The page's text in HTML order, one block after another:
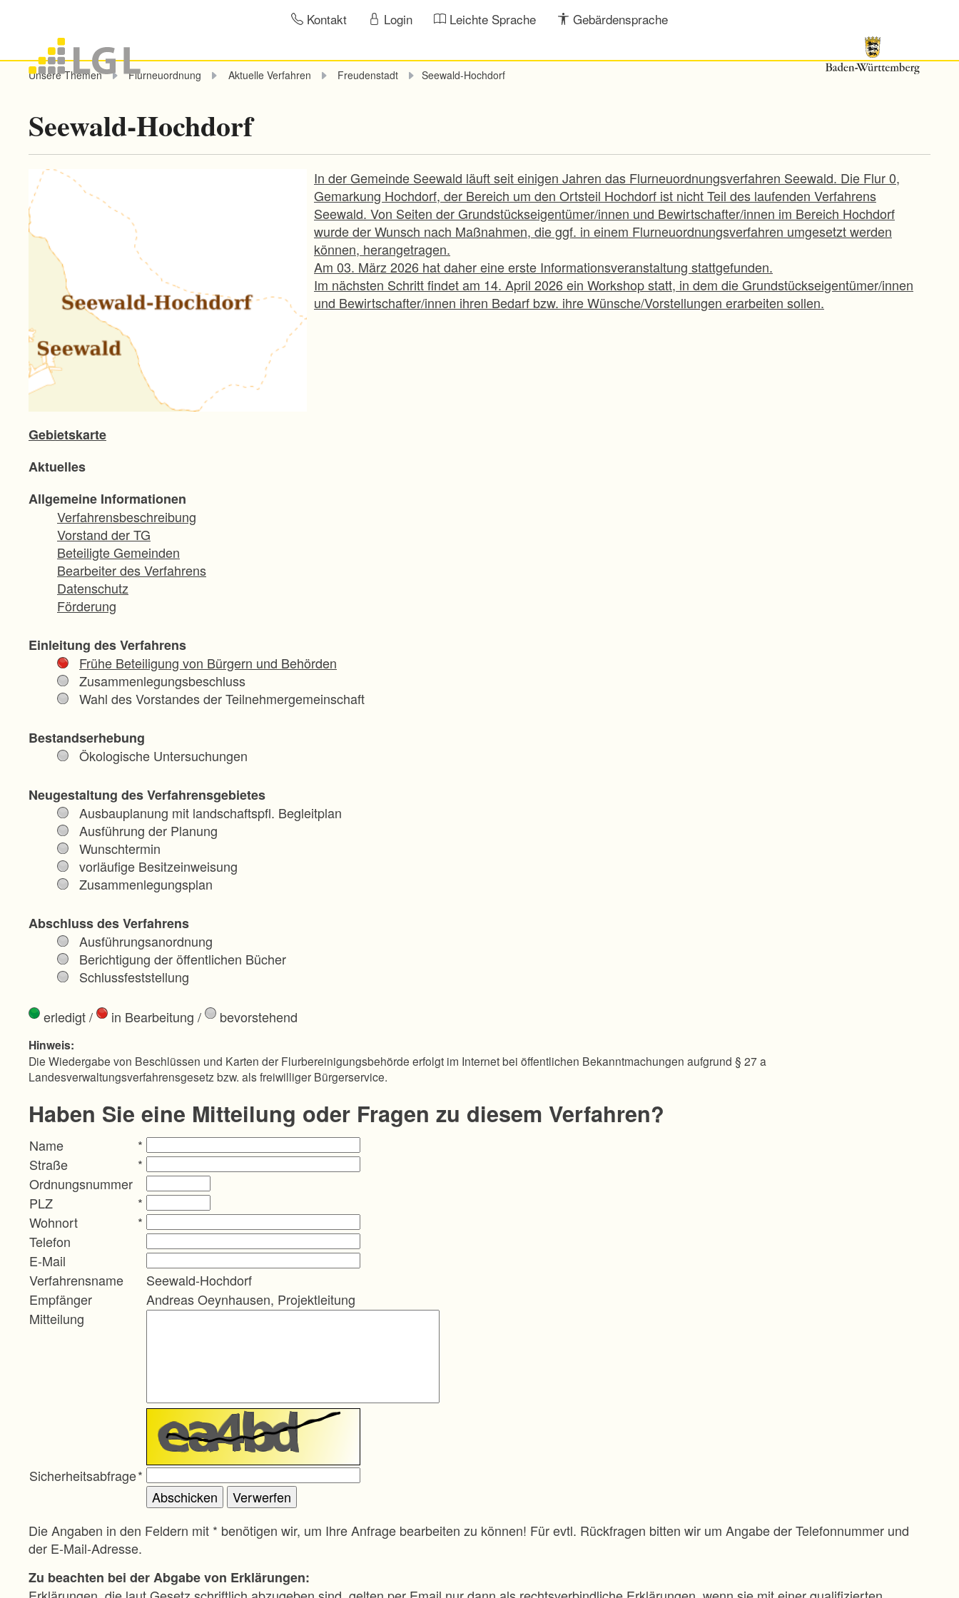
Kontakt Login Leichte Sprache Gebärdensprache
Unsere Themen Flurneuordnung Aktuelle Verfahren Freudenstadt Seewald-Hochdorf
Seewald-Hochdorf
In der Gemeinde Seewald läuft seit einigen Jahren das Flurneuordnungsverfahren Seewald. Die Flur 0,
Gemarkung Hochdorf, der Bereich um den Ortsteil Hochdorf ist nicht Teil des laufenden Verfahrens
Seewald. Von Seiten der Grundstückseigentümer/innen und Bewirtschafter/innen im Bereich Hochdorf
wurde der Wunsch nach Maßnahmen, die ggf. in einem Flurneuordnungsverfahren umgesetzt werden
können, herangetragen.
Am 03. März 2026 hat daher eine erste Informationsveranstaltung stattgefunden.
Im nächsten Schritt findet am 14. April 2026 ein Workshop statt, in dem die Grundstückseigentümer/innen
und Bewirtschafter/innen ihren Bedarf bzw. ihre Wünsche/Vorstellungen erarbeiten sollen.
Gebietskarte
Aktuelles
Allgemeine Informationen
Verfahrensbeschreibung
Vorstand der TG
Beteiligte Gemeinden
Bearbeiter des Verfahrens
Datenschutz
Förderung
Einleitung des Verfahrens
Frühe Beteiligung von Bürgern und Behörden
Zusammenlegungsbeschluss
Wahl des Vorstandes der Teilnehmergemeinschaft
Bestandserhebung
Ökologische Untersuchungen
Neugestaltung des Verfahrensgebietes
Ausbauplanung mit landschaftspfl. Begleitplan
Ausführung der Planung
Wunschtermin
vorläufige Besitzeinweisung
Zusammenlegungsplan
Abschluss des Verfahrens
Ausführungsanordnung
Berichtigung der öffentlichen Bücher
Schlussfeststellung
erledigt/ in Bearbeitung / bevorstehend
Hinweis:
Die Wiedergabe von Beschlüssen und Karten der Flurbereinigungsbehörde erfolgt im Internet bei öffentlichen Bekanntmachungen aufgrund § 27 a
Landesverwaltungsverfahrensgesetz bzw. als freiwilliger Bürgerservice.
Haben Sie eine Mitteilung oder Fragen zu diesem Verfahren?
Name
*
Straße
*
Ordnungsnummer
PLZ
*
Wohnort
*
Telefon
E-Mail
Verfahrensname
Seewald-Hochdorf
Empfänger
Andreas Oeynhausen, Projektleitung
Mitteilung
Sicherheitsabfrage*
Die Angaben in den Feldern mit * benötigen wir, um Ihre Anfrage bearbeiten zu können! Für evtl. Rückfragen bitten wir um Angabe der Telefonnummer und
der E-Mail-Adresse.
Zu beachten bei der Abgabe von Erklärungen: